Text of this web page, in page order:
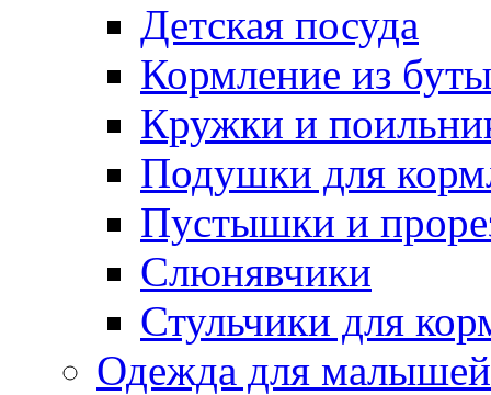
Детская посуда
Кормление из
Кружки и
Подушки для
Пустышки и
Слюнявчики
Стульчики для
Одежда для малышей